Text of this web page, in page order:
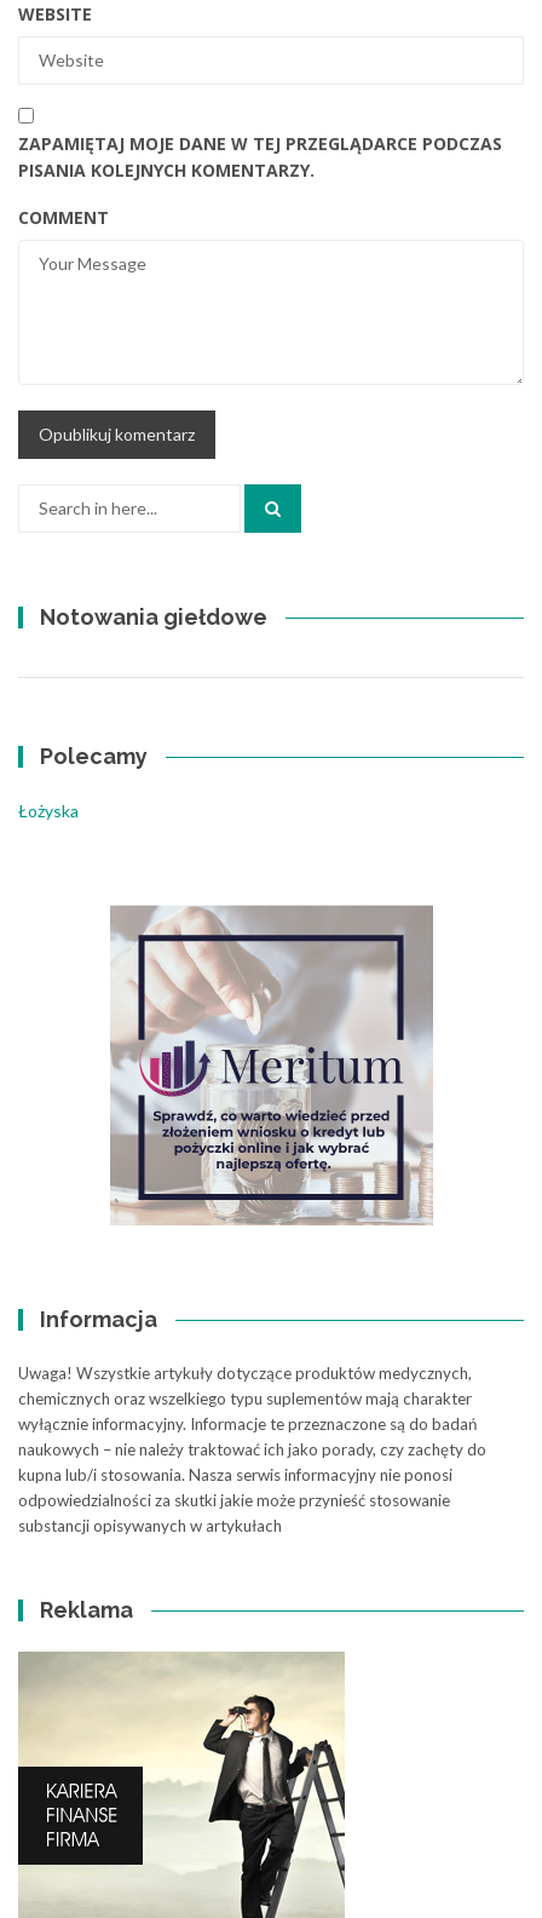
WEBSITE
ZAPAMIĘTAJ MOJE DANE W TEJ PRZEGLĄDARCE PODCZAS
PISANIA KOLEJNYCH KOMENTARZY.
COMMENT
Notowania giełdowe
Polecamy
Łożyska
Informacja
Uwaga! Wszystkie artykuły dotyczące produktów medycznych,
chemicznych oraz wszelkiego typu suplementów mają charakter
wyłącznie informacyjny. Informacje te przeznaczone są do badań
naukowych – nie należy traktować ich jako porady, czy zachęty do
kupna lub/i stosowania. Nasza serwis informacyjny nie ponosi
odpowiedzialności za skutki jakie może przynieść stosowanie
substancji opisywanych w artykułach
Reklama